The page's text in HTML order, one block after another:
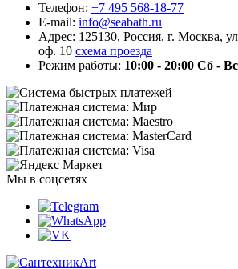
Телефон: +7 495 568-18-77
E-mail: info@seabath.ru
Адрес: 125130, Россия, г. Москва,
оф. 10 схема проезда
Режим работы: 10:00 - 20:00 Сб -
Мы в соцсетях